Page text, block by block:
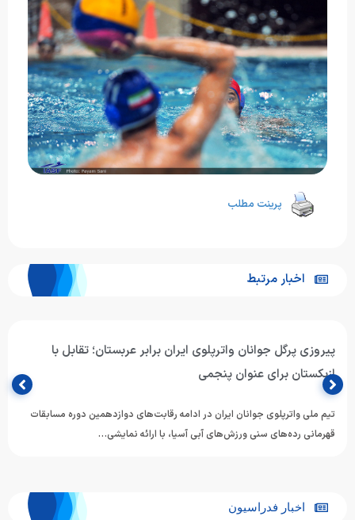
پرینت مطلب
اخبار مرتبط
بازگشت تیم‌های ملی شنا و شیرجه جوانان ایران از بانکوک
تیم‌های ملی شنا و شیرجه جوانان ایران پس از حضور در دوازدهمین دوره
مسابقات قهرمانی رده‌های سنی ورزش‌های آبی آسیا…
اخبار فدراسیون